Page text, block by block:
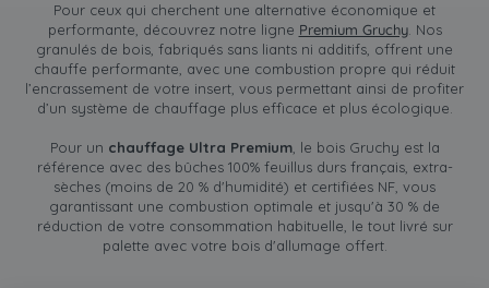
Pour ceux qui cherchent une alternative économique et
performante, découvrez notre ligne Premium Gruchy. Nos
granulés de bois, fabriqués sans liants ni additifs, offrent une
chauffe performante, avec une combustion propre qui réduit
l’encrassement de votre insert, vous permettant ainsi de profiter
d’un système de chauffage plus efficace et plus écologique.
Pour un chauffage Ultra Premium, le bois Gruchy est la
référence avec des bûches 100% feuillus durs français, extra-
sèches (moins de 20 % d'humidité) et certifiées NF, vous
garantissant une combustion optimale et jusqu'à 30 % de
réduction de votre consommation habituelle, le tout livré sur
palette avec votre bois d'allumage offert.